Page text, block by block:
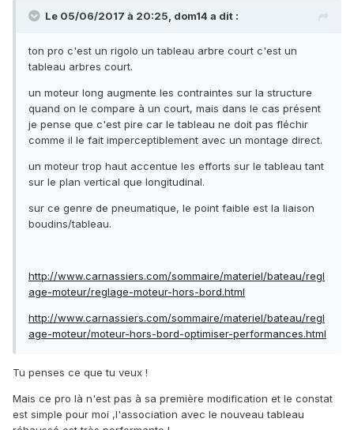
Le 05/06/2017 à 20:25, dom14 a dit :
ton pro c'est un rigolo un tableau arbre court c'est un
tableau arbres court.
un moteur long augmente les contraintes sur la structure
quand on le compare à un court, mais dans le cas présent
je pense que c'est pire car le tableau ne doit pas fléchir
comme il le fait imperceptiblement avec un montage direct.
un moteur trop haut accentue les efforts sur letableautant
sur le plan vertical que longitudinal.
sur ce genre de pneumatique, le point faible est la liaison
boudins/tableau.
http://www.carnassiers.com/sommaire/materiel/bateau/regl
age-moteur/reglage-moteur-hors-bord.html
http://www.carnassiers.com/sommaire/materiel/bateau/regl
age-moteur/moteur-hors-bord-optimiser-performances.html
Tu penses ce que tu veux !
Mais ce pro là n'est pas à sa première modification et le constat
est simple pour moi ,l'association avec le nouveau tableau